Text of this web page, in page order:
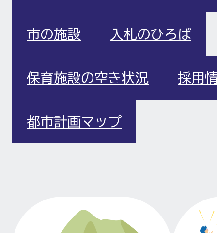
市の施設 入札のひろば
保育施設の空き状況 採用
都市計画マップ